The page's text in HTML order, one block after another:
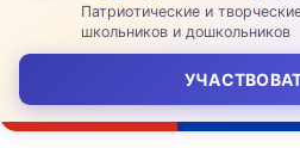
Патриотические и
школьников и дошкольников